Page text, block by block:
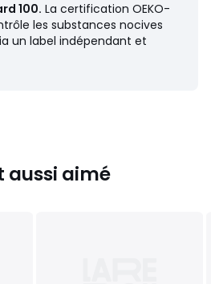
Noir
44, 46/48
100. La certification OEKO-
les substances nocives
un label indépendant et
aussi aimé